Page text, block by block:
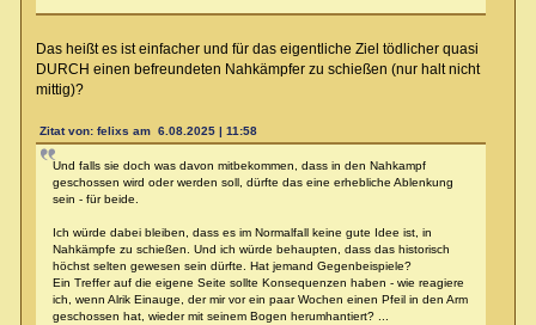
Das heißt es ist einfacher und für das eigentliche Ziel tödlicher quasi
DURCH einen befreundeten Nahkämpfer zu schießen (nur halt nicht
mittig)?
Zitat von: felixs am 6.08.2025 | 11:58
Und falls sie doch was davon mitbekommen, dass in den Nahkampf
geschossen wird oder werden soll, dürfte das eine erhebliche Ablenkung
sein - für beide.
Ich würde dabei bleiben, dass es im Normalfall keine gute Idee ist, in
Nahkämpfe zu schießen. Und ich würde behaupten, dass das historisch
höchst selten gewesen sein dürfte. Hat jemand Gegenbeispiele?
Ein Treffer auf die eigene Seite sollte Konsequenzen haben - wie reagiere
ich, wenn Alrik Einauge, der mir vor ein paar Wochen einen Pfeil in den Arm
geschossen hat, wieder mit seinem Bogen herumhantiert? ...